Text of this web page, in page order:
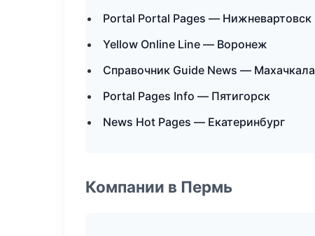
Portal Portal Pages — Нижневартовск
Yellow Online Line — Воронеж
Справочник Guide News — Махачкала
Portal Pages Info — Пятигорск
News Hot Pages — Екатеринбург
Компании в Пермь